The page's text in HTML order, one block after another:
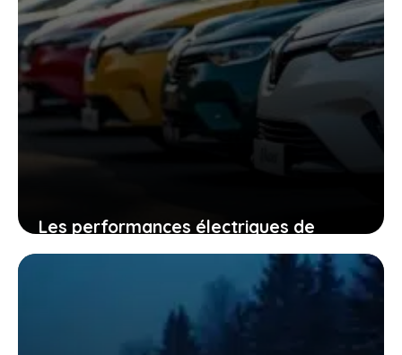
Les performances électriques de
renault qui vont vous surprendre et